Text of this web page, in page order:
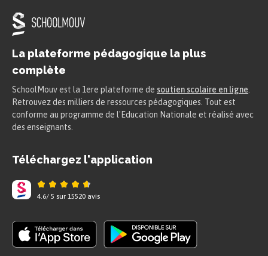
La plateforme pédagogique la plus
complète
SchoolMouv est la 1ere plateforme de soutien scolaire en ligne
Retrouvez des milliers de ressources pédagogiques. Tout est
conforme au programme de l'Education Nationale et réalisé avec
des enseignants.
Téléchargez l'application
4.6/ 5 sur 15520 avis